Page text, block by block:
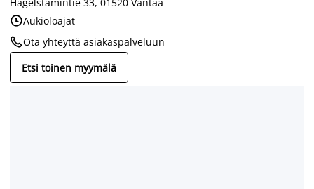
Aukioloajat
Ota yhteyttä asiakaspalveluun
Etsi toinen myymälä